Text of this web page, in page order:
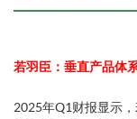
若羽臣：垂直产品体
2025年Q1财报显示